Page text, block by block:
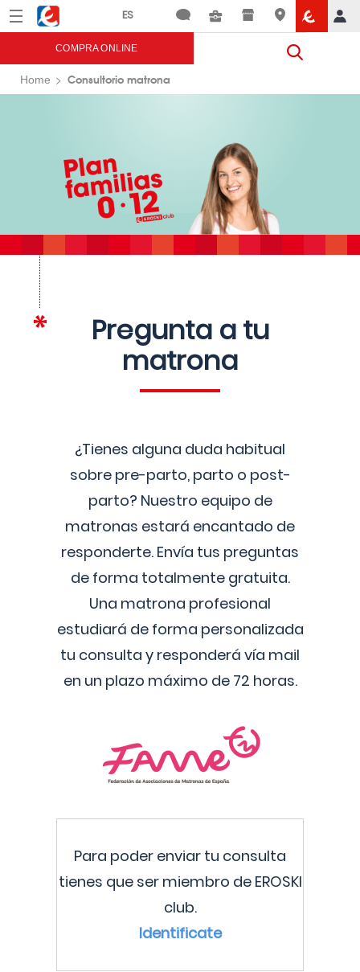
Menú Eroski
COMPRA ONLINE
Home Consultorio matrona
Pregunta a tu
matrona
¿Tienes alguna duda habitual
sobre pre-parto, parto o post-
parto? Nuestro equipo de
matronas estará encantado de
responderte. Envía tus preguntas
de forma totalmente gratuita.
Una matrona profesional
estudiará de forma personalizada
tu consulta y responderá vía mail
en un plazo máximo de 72 horas.
Para poder enviar tu consulta
tienes que ser miembro de EROSKI
club.
Identificate